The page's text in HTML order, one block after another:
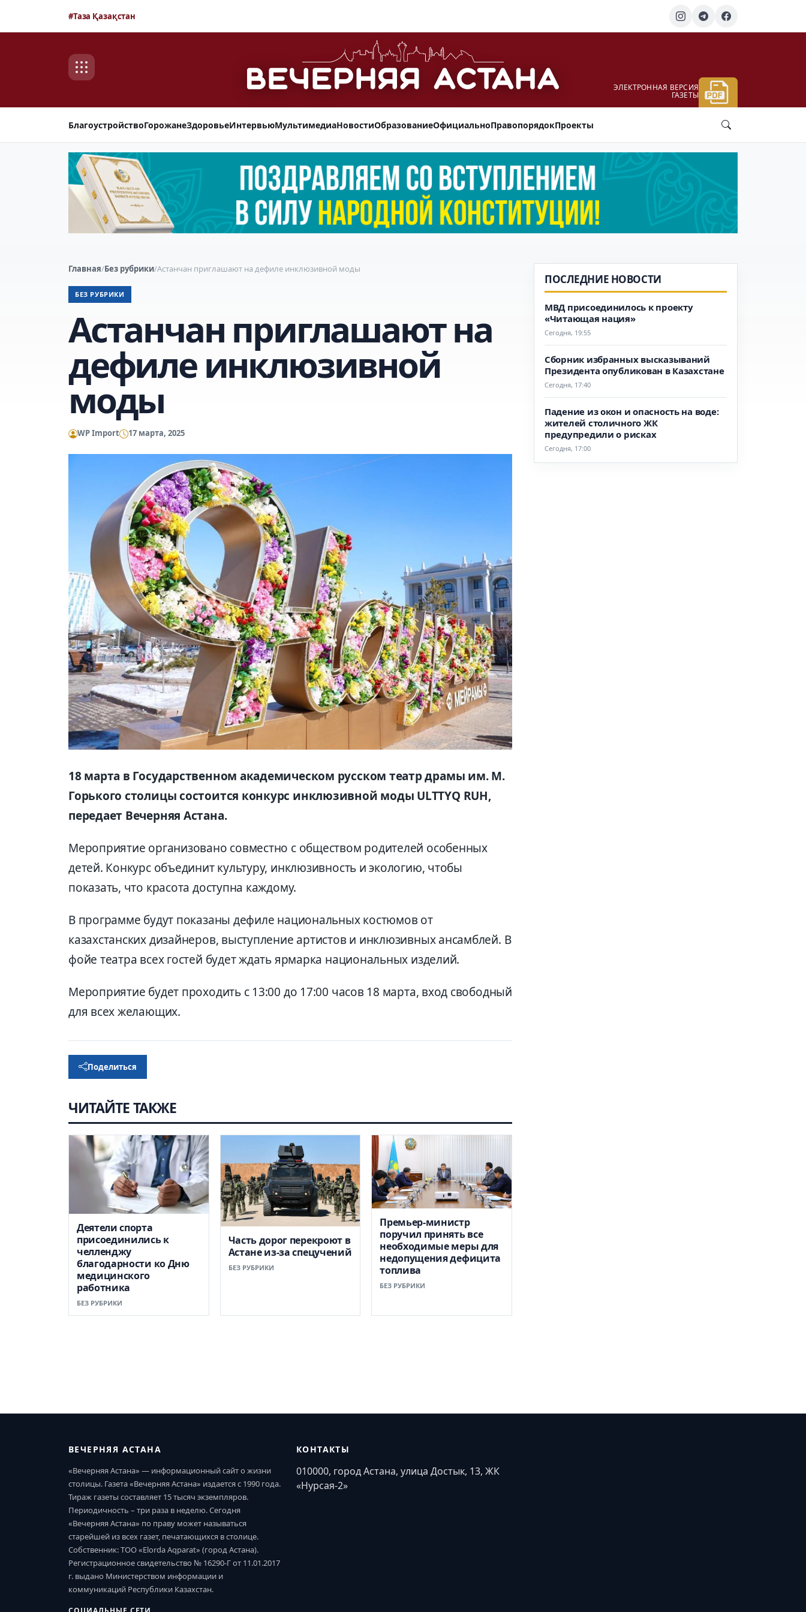
#Таза Қазақстан
ЭЛЕКТРОННАЯ ВЕРСИЯ
ГАЗЕТЫ
БлагоустройствоГорожанеЗдоровьеИнтервьюМультимедиаНовостиОбразованиеОфициальноПравопорядокПроекты
Главная/Без рубрики/Астанчан приглашают на дефиле инклюзивной моды
БЕЗ РУБРИКИ
Астанчан приглашают на
дефиле инклюзивной
моды
WP Import 17 марта, 2025
18 марта в Государственном академическом русском театр драмы им. М.
Горького столицы состоится конкурс инклюзивной моды ULTTYQ RUH,
передает Вечерняя Астана.
Мероприятие организовано совместно с обществом родителей особенных
детей. Конкурс объединит культуру, инклюзивность и экологию, чтобы
показать, что красота доступна каждому.
В программе будут показаны дефиле национальных костюмов от
казахстанских дизайнеров, выступление артистов и инклюзивных ансамблей. В
фойе театра всех гостей будет ждать ярмарка национальных изделий.
Мероприятие будет проходить с 13:00 до 17:00 часов 18 марта, вход свободный
для всех желающих.
Поделиться
ЧИТАЙТЕ ТАКЖЕ
Деятели спорта
присоединились к
челленджу
благодарности ко Дню
медицинского
работника
БЕЗ РУБРИКИ
Часть дорог перекроют в
Астане из-за спецучений
БЕЗ РУБРИКИ
Премьер-министр
поручил принять все
необходимые меры для
недопущения дефицита
топлива
БЕЗ РУБРИКИ
ПОСЛЕДНИЕ НОВОСТИ
МВД присоединилось к проекту
«Читающая нация»
Сегодня, 19:55
Сборник избранных высказываний
Президента опубликован в Казахстане
Сегодня, 17:40
Падение из окон и опасность на воде:
жителей столичного ЖК
предупредили о рисках
Сегодня, 17:00
ВЕЧЕРНЯЯ АСТАНА
«Вечерняя Астана» — информационный сайт о жизни
столицы. Газета «Вечерняя Астана» издается с 1990 года.
Тираж газеты составляет 15 тысяч экземпляров.
Периодичность – три раза в неделю. Сегодня
«Вечерняя Астана» по праву может называться
старейшей из всех газет, печатающихся в столице.
Собственник: ТОО «Elorda Aqparat» (город Астана).
Регистрационное свидетельство № 16290-Г от 11.01.2017
г. выдано Министерством информации и
коммуникаций Республики Казахстан.
КОНТАКТЫ
010000, город Астана, улица Достык, 13, ЖК
«Нурсая-2»